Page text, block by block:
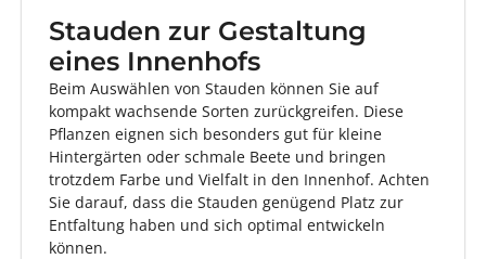
Stauden zur Gestaltung
eines Innenhofs
Beim Auswählen von Stauden können Sie auf
kompakt wachsende Sorten zurückgreifen. Diese
Pflanzen eignen sich besonders gut für kleine
Hintergärten oder schmale Beete und bringen
trotzdem Farbe und Vielfalt in den Innenhof. Achten
Sie darauf, dass die Stauden genügend Platz zur
Entfaltung haben und sich optimal entwickeln
können.